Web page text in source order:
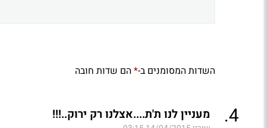
השדות המסומנים ב-*הם שדות חובה
4
. מעניין לנו ת'ת....אצלנו רק ירוק..!!!